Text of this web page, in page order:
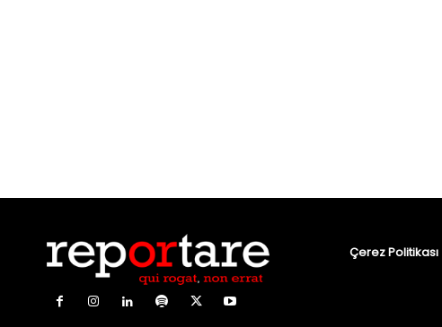
Çerez Politikası